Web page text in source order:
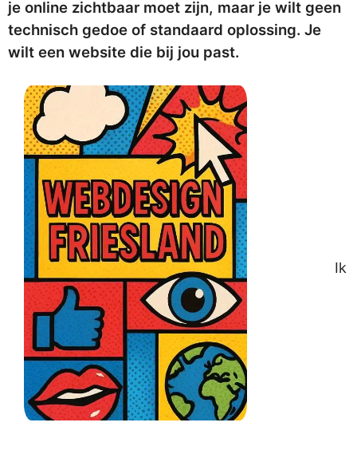
je online zichtbaar moet zijn, maar je wilt geen
technisch gedoe of standaard oplossing. Je
wilt een website die bij jou past.
Ik